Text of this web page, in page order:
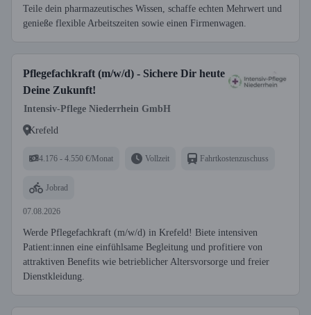
Teile dein pharmazeutisches Wissen, schaffe echten Mehrwert und
genieße flexible Arbeitszeiten sowie einen Firmenwagen.
Pflegefachkraft (m/w/d) - Sichere Dir heute
Deine Zukunft!
Intensiv-Pflege Niederrhein GmbH
Krefeld
4.176 - 4.550 €/Monat Vollzeit Fahrtkostenzuschuss
Jobrad
07.08.2026
Werde Pflegefachkraft (m/w/d) in Krefeld! Biete intensiven
Patient:innen eine einfühlsame Begleitung und profitiere von
attraktiven Benefits wie betrieblicher Altersvorsorge und freier
Dienstkleidung.